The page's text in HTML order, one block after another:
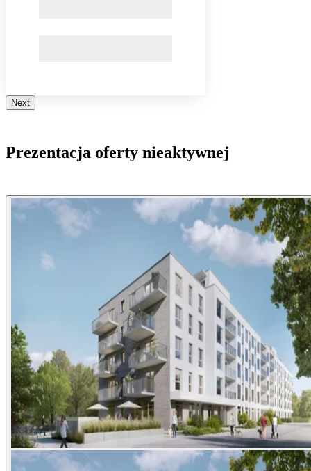
Next
Prezentacja oferty nieaktywnej